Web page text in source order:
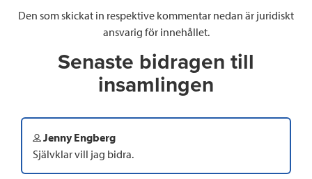
Den som skickat in respektive kommentar nedan är juridiskt
ansvarig för innehållet.
Senaste bidragen till
insamlingen
Jenny Engberg
Självklar vill jag bidra.